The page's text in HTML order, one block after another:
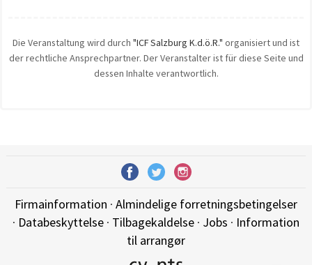
Die Veranstaltung wird durch "ICF Salzburg K.d.ö.R." organisiert und ist
der rechtliche Ansprechpartner. Der Veranstalter ist für diese Seite und
dessen Inhalte verantwortlich.
Firmainformation · Almindelige forretningsbetingelser
· Databeskyttelse · Tilbagekaldelse · Jobs · Information
til arrangør